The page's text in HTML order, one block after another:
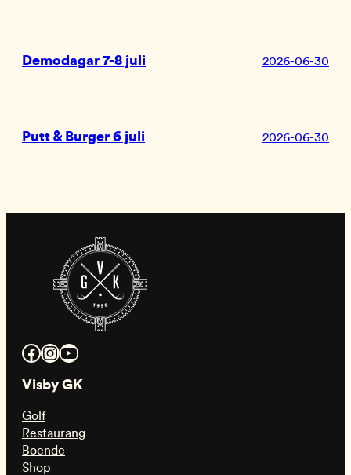
Demodagar 7-8 juli 2026-06-30
Putt & Burger 6 juli 2026-06-30
Facebook InstagramYouTube
Visby GK
Golf
Restaurang
Boende
Shop